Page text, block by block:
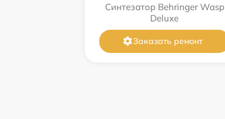
Синтезатор Behringer Wasp
Deluxe
Заказать ремонт